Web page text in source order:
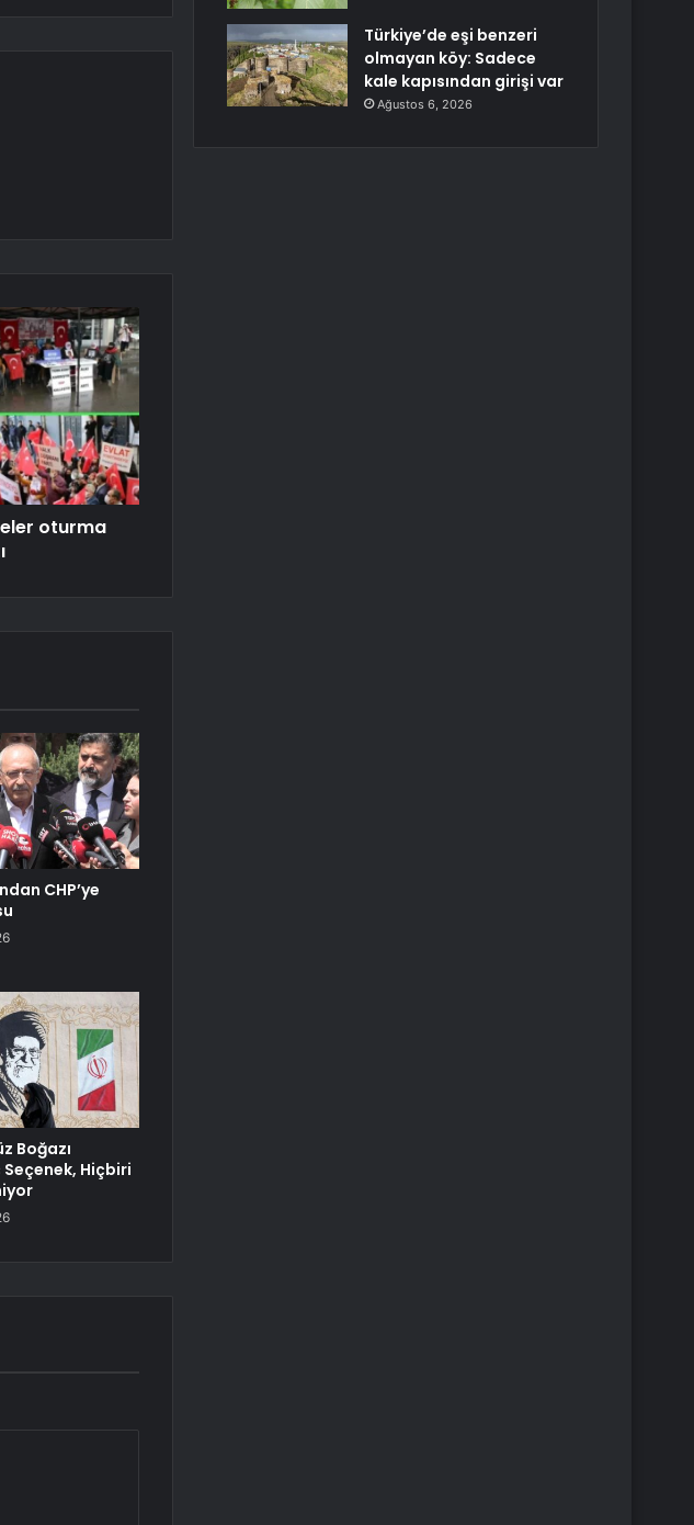
oturma
CHP’ye
Boğazı
Hiçbiri
Türkiye’de eşi benzeri
olmayan köy: Sadece
kale kapısından girişi var
Ağustos 6, 2026